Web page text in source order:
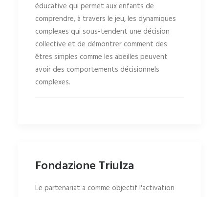
éducative qui permet aux enfants de
comprendre, à travers le jeu, les dynamiques
complexes qui sous-tendent une décision
collective et de démontrer comment des
êtres simples comme les abeilles peuvent
avoir des comportements décisionnels
complexes.
Fondazione Triulza
Le partenariat a comme objectif l'activation